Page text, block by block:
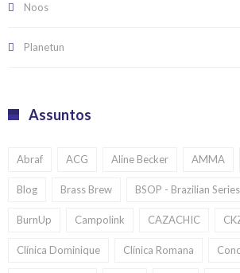
Noos
Planetun
Assuntos
Abraf ACG Aline Becker AMMA
Blog Brass Brew BSOP - Brazilian
BurnUp Campolink CAZACHIC
Clínica Dominique Clínica Romana